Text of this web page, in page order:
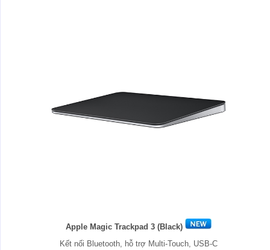
Apple Magic Trackpad 3 (Black)
Kết nối Bluetooth, hỗ trợ Multi-Touch, USB-C